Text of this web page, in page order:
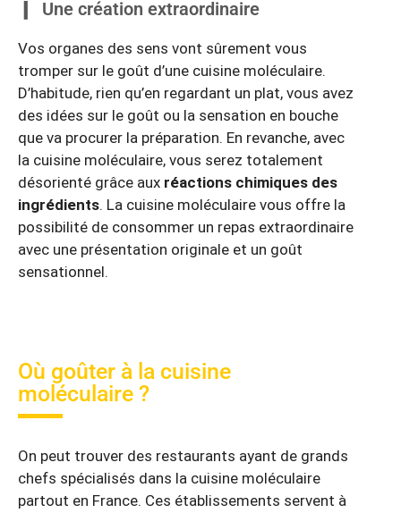
Une création extraordinaire
Vos organes des sens vont sûrement vous
tromper sur le goût d’une cuisine moléculaire.
D’habitude, rien qu’en regardant un plat, vous avez
des idées sur le goût ou la sensation en bouche
que va procurer la préparation. En revanche, avec
la cuisine moléculaire, vous serez totalement
désorienté grâce aux réactions chimiques des
ingrédients. La cuisine moléculaire vous offre la
possibilité de consommer un repas extraordinaire
avec une présentation originale et un goût
sensationnel.
Où goûter à la cuisine
moléculaire ?
On peut trouver des restaurants ayant de grands
chefs spécialisés dans la cuisine moléculaire
partout en France. Ces établissements servent à